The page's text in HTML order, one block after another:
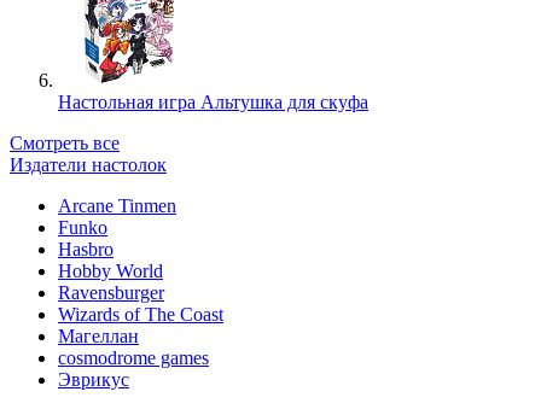
Настольная игра Альтушка для скуфа
Смотреть все
Издатели настолок
Arcane Tinmen
Funko
Hasbro
Hobby World
Ravensburger
Wizards of The Coast
Магеллан
сosmodrome games
Эврикус